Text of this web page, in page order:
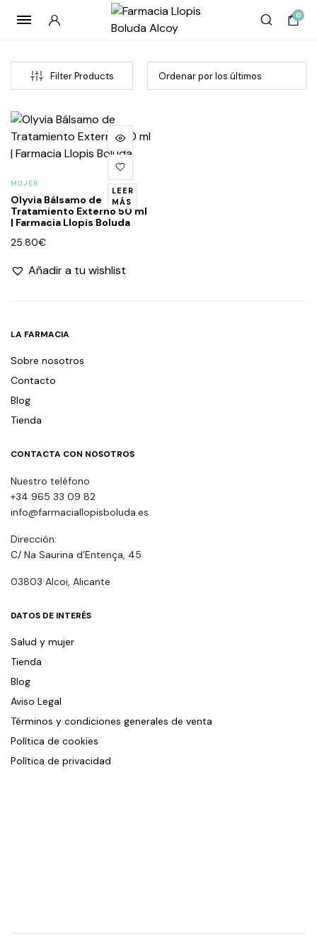
0
Filter Products
LEER
MÁS
MUJER
Olyvia Bálsamo de
Tratamiento Externo 50 ml
| Farmacia Llopis Boluda
25.80€
Añadir a tu wishlist
LA FARMACIA
Sobre nosotros
Contacto
Blog
Tienda
CONTACTA CON NOSOTROS
Nuestro teléfono
+34 965 33 09 82
info@farmaciallopisboluda.es
Dirección:
C/ Na Saurina d’Entença, 45
03803 Alcoi, Alicante
DATOS DE INTERÉS
Salud y mujer
Tienda
Blog
Aviso Legal
Términos y condiciones generales de venta
Política de cookies
Política de privacidad